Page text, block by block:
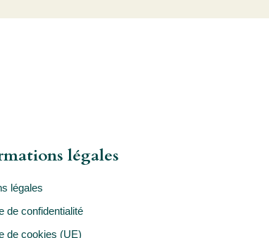
légales
légales
de confidentialité
de cookies (UE)